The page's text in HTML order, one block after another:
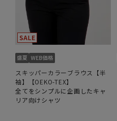
スキッパーカラーブラウス【半
袖】【OEKO-TEX】
全てをシンプルに企画したキャ
リア向けシャツ